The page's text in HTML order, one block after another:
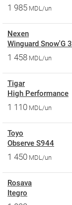
1 985 MDL/un
Nexen
Winguard Snow'G 3
1 458 MDL/un
Tigar
High Performance
1 110 MDL/un
Toyo
Observe S944
1 450 MDL/un
Rosava
Itegro